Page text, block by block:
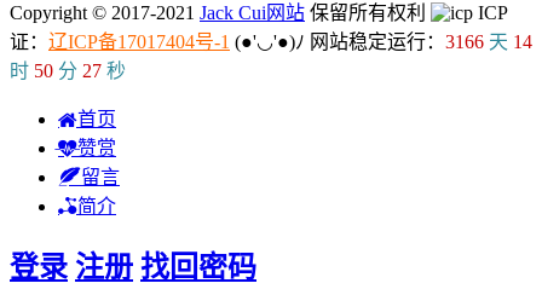
Copyright © 2017-2021 Jack Cui网站 保留所有权利
ICP
证： 辽ICP备17017404号-1 (●'◡'●)ﾉ 网站稳定运行： 3166 天 14
时 50 分 28 秒
首页
赞赏
留言
简介
登录 注册 找回密码